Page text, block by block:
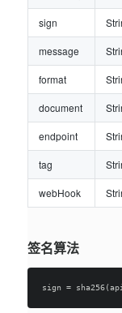
sign
message
format
document
endpoint
tag
webHook
签名算法